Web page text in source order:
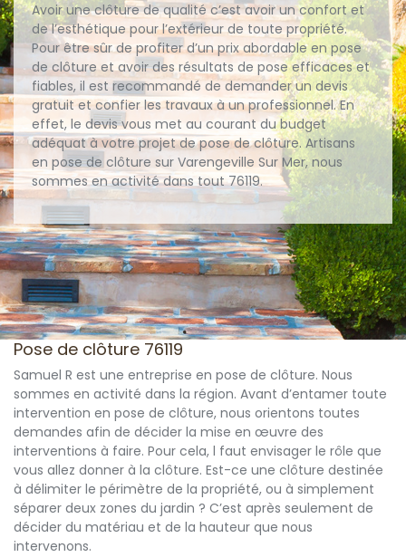
Avoir une clôture de qualité c’est avoir un confort et
de l’esthétique pour l’extérieur de toute propriété.
Pour être sûr de profiter d’un prix abordable en pose
de clôture et avoir des résultats de pose efficaces et
fiables, il est recommandé de demander un devis
gratuit et confier les travaux à un professionnel. En
effet, le devis vous met au courant du budget
adéquat à votre projet de pose de clôture. Artisans
en pose de clôture sur Varengeville Sur Mer, nous
sommes en activité dans tout 76119.
Pose de clôture 76119
Samuel R est une entreprise en pose de clôture. Nous
sommes en activité dans la région. Avant d’entamer toute
intervention en pose de clôture, nous orientons toutes
demandes afin de décider la mise en œuvre des
interventions à faire. Pour cela, l faut envisager le rôle que
vous allez donner à la clôture. Est-ce une clôture destinée
à délimiter le périmètre de la propriété, ou à simplement
séparer deux zones du jardin ? C’est après seulement de
décider du matériau et de la hauteur que nous
intervenons.